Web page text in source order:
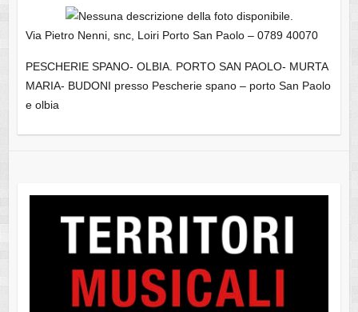
Via Pietro Nenni, snc, Loiri Porto San Paolo – 0789 40070
PESCHERIE SPANO- OLBIA. PORTO SAN PAOLO- MURTA
MARIA- BUDONI presso Pescherie spano – porto San Paolo
e olbia